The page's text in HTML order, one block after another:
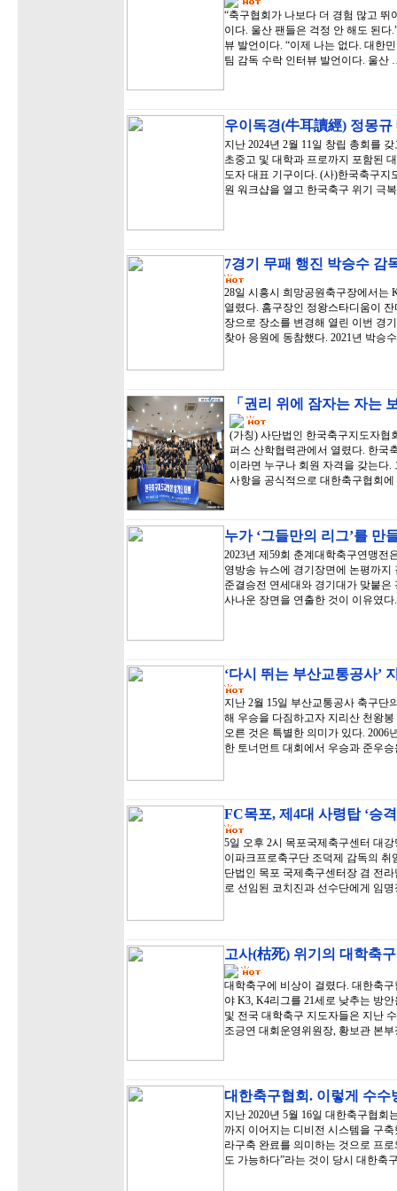
“축구협회가 나보다 더 경험 많고
이다. 울산 팬들은 걱정 안 해도 된다
뷰 발언이다. “이제 나는 없다. 대한
팀 감독 수락 인터뷰 발언이다. 울산
우이독경(牛耳讀經) 정몽
지난 2024년 2월 11일 창립 총회를
초중고 및 대학과 프로까지 포함된
도자 대표 기구이다. (사)한국축구지
원 워크샵을 열고 한국축구 위기 극
7경기 무패 행진 박승수
28일 시흥시 희망공원축구장에서는
열렸다. 홈구장인 정왕스타디움이
장으로 장소를 변경해 열린 이번 경
찾아 응원에 동참했다. 2021년 박승
「권리 위에 잠자는 자는
(가칭) 사단법인 한국축구지도자협
퍼스 산학협력관에서 열렸다. 한국
이라면 누구나 회원 자격을 갖는다
사항을 공식적으로 대한축구협회
누가 ‘그들만의 리그’를 만
2023년 제59회 춘계대학축구연맹전
영방송 뉴스에 경기장면에 논평까
준결승전 연세대와 경기대가 맞붙
사나운 장면을 연출한 것이 이유였
‘다시 뛰는 부산교통공사’
지난 2월 15일 부산교통공사 축구단
해 우승을 다짐하고자 지리산 천왕
오른 것은 특별한 의미가 있다.
한 토너먼트 대회에서 우승과 준우
FC목포, 제4대 사령탑 ‘승
5일 오후 2시 목포국제축구센터 대
이파크프로축구단 조덕제 감독의
단법인 목포 국제축구센터장 겸 전
로 선임된 코치진과 선수단에게 임
고사(枯死) 위기의 대학축
대학축구에 비상이 걸렸다. 대한축
야 K3, K4리그를 21세로 낮추는 방
및 전국 대학축구 지도자들은 지난
조긍연 대회운영위원장, 황보관 본
대한축구협회. 이렇게 수
지난 2020년 5월 16일 대한축구협
까지 이어지는 디비전 시스템을 구
라구축 완료를 의미하는 것으로 프
도 가능하다”라는 것이 당시 대한축